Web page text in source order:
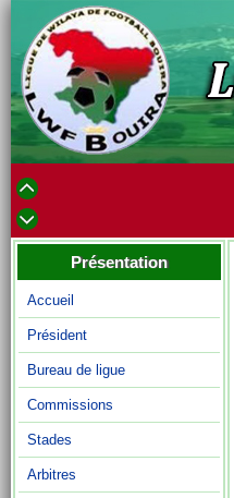
Présentation
Accueil
Président
Bureau de ligue
Commissions
Stades
Arbitres